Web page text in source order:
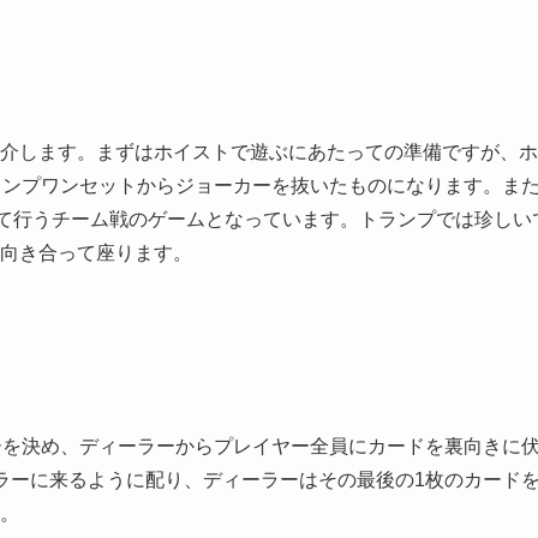
します。まずはホイストで遊ぶにあたっての準備ですが、
プワンセットからジョーカーを抜いたものになります。ま
うチーム戦のゲームとなっています。トランプでは珍しい
き合って座ります。
決め、ディーラーからプレイヤー全員にカードを裏向きに
に来るように配り、ディーラーはその最後の1枚のカード